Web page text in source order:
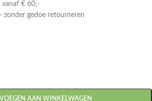
vanaf € 60,-
- zonder gedoe retourneren
AAN WINKELWAGEN